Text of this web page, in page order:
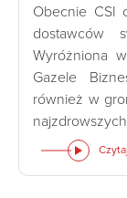
Obecnie CSI
dostawców
Wyróżniona
Gazele
również w